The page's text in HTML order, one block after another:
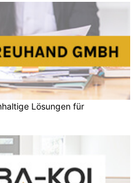
Lösungen für